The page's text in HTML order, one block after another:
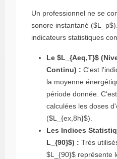
Un professionnel ne se
sonore instantané ($L_p$
indicateurs statistiques
Le $L_{Aeq,T}$
Continu) : C'est
la moyenne
période donnée.
calculées les doses
($L_{ex,8h}$).
Les Indices
L_{90}$) : Très
$L_{90}$ représente